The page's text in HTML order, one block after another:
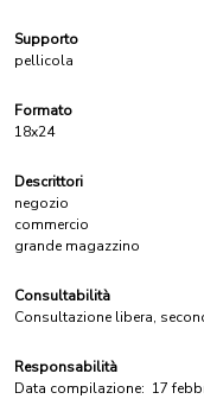
Supporto
pellicola
Formato
18x24
Descrittori
negozio
commercio
grande magazzino
Consultabilità
Consultazione libera,
Responsabilità
Data compilazione: 17